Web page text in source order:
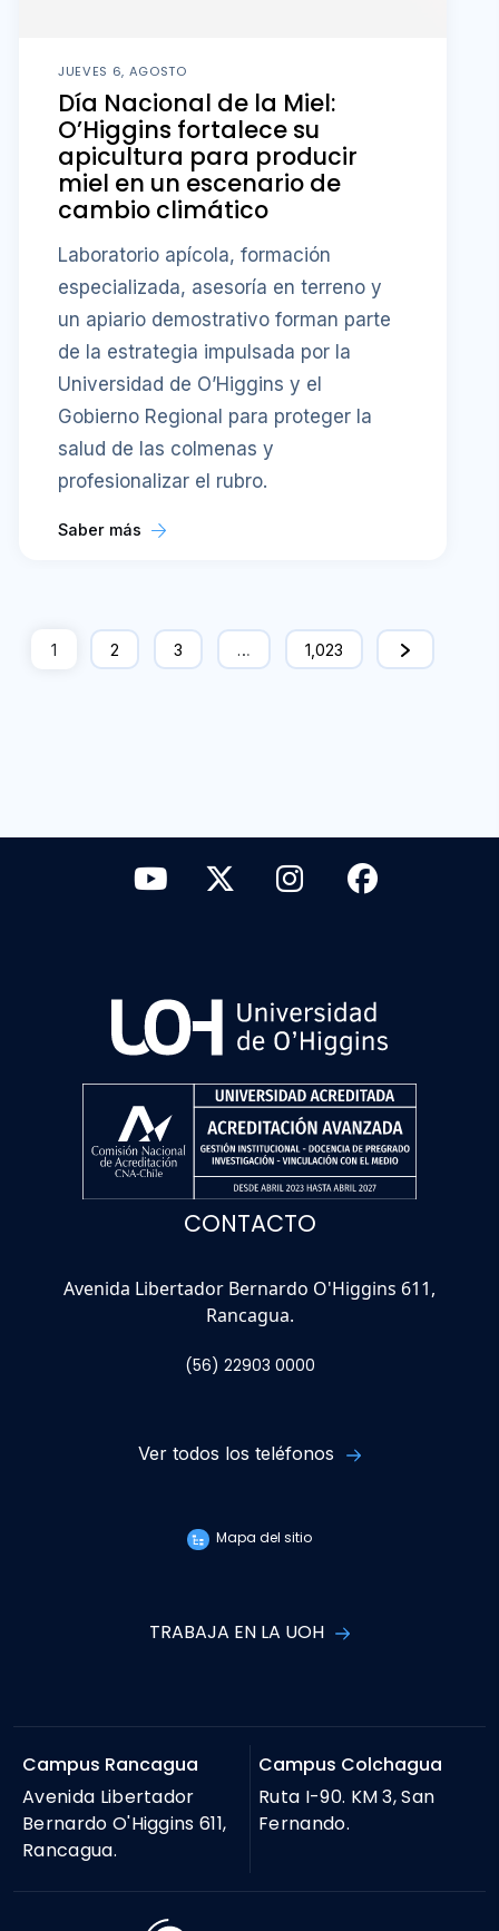
JUEVES 6, AGOSTO
Día Nacional de la Miel:
O’Higgins fortalece su
apicultura para producir
miel en un escenario de
cambio climático
Laboratorio apícola, formación
especializada, asesoría en terreno y
un apiario demostrativo forman parte
de la estrategia impulsada por la
Universidad de O’Higgins y el
Gobierno Regional para proteger la
salud de las colmenas y
profesionalizar el rubro.
Saber más
1 2 3 … 1,023
CONTACTO
Avenida Libertador Bernardo O'Higgins 611,
Rancagua.
(56) 22903 0000
Ver todos los teléfonos
Mapa del sitio
TRABAJA EN LA UOH
Campus Rancagua
Avenida Libertador
Bernardo O'Higgins 611,
Rancagua.
Campus Colchagua
Ruta I-90. KM 3, San
Fernando.